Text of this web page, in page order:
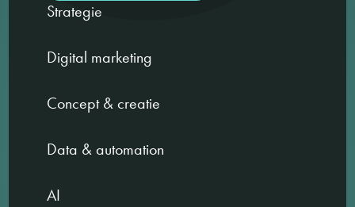
Strategie
Digital marketing
Concept & creatie
Data & automation
AI